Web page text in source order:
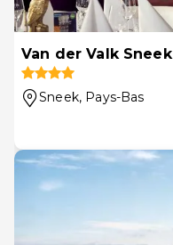
Van der Valk Sneek
Sneek, Pays-Bas